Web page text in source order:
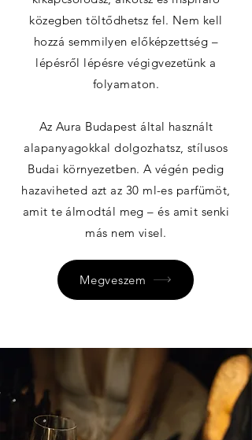
közegben töltődhetsz fel. Nem kell
hozzá semmilyen előképzettség –
lépésről lépésre végigvezetünk a
folyamaton.
Az Aura Budapest által használt
alapanyagokkal dolgozhatsz, stílusos
Budai környezetben. A végén pedig
hazaviheted azt az 30 ml-es parfümöt,
amit te álmodtál meg – és amit senki
más nem visel.
Megveszem